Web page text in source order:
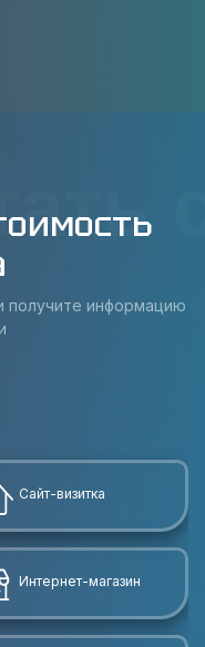
получите информацию
Сайт-визитка
Интернет-магазин